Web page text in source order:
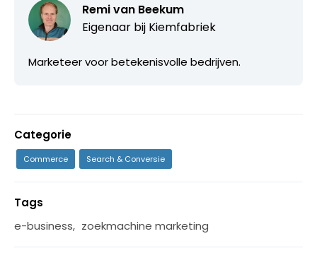
Remi van Beekum
Eigenaar bij Kiemfabriek
Marketeer voor betekenisvolle bedrijven.
Categorie
Commerce Search & Conversie
Tags
e-business, zoekmachine marketing